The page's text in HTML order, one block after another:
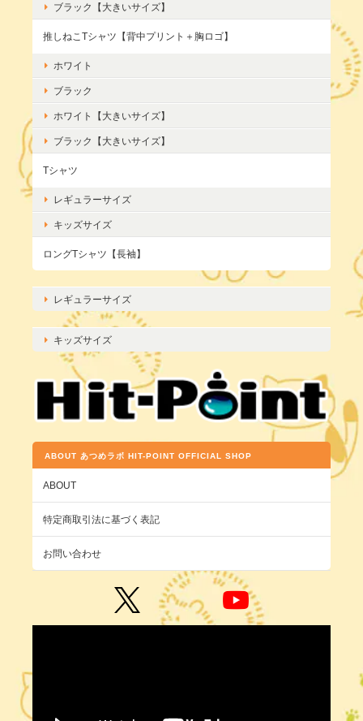
ブラック【大きいサイズ】
推しねこTシャツ【背中プリント＋胸ロゴ】
ホワイト
ブラック
ホワイト【大きいサイズ】
ブラック【大きいサイズ】
Tシャツ
レギュラーサイズ
キッズサイズ
ロングTシャツ【長袖】
レギュラーサイズ
キッズサイズ
ABOUT あつめラボ HIT-POINT OFFICIAL SHOP
ABOUT
特定商取引法に基づく表記
お問い合わせ